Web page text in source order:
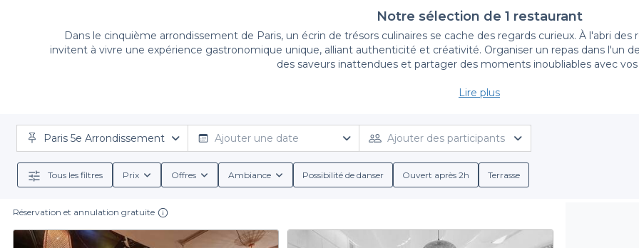
Notre sélection de 1 restaurant
Dans le cinquième arrondissement de Paris, un écrin de trésors culinaires se cache des regards curieux. À l'abri
invitent à vivre une expérience gastronomique unique, alliant authenticité et créativité. Organiser un repas dans l'un
des saveurs inattendues et partager des moments inoubliables avec vos
Avec Privateaser, nous vous offrons la possibilité de découvrir facilement ces joyaux gastronomiques. Notre
restaurant qui correspond à vos envies. Qu'il s'agisse d'une soirée intime ou d'un repas d'affaires, chaque
vous offrons une gamme d'options, allant des menus de groupe aux formules sur mesure, afin de satisfaire toutes
et transparentes, vous garantissant une expérience sans tracas.
Dans le cinquième arrondissement, la diversité des cuisines est à l'honneur. Que vous cherchiez de la cuisine
végétariens, nous avons des adresses qui sauront émerveiller vos papilles. De plus, nos restaurants cachés
Lire plus
Paris 5e Arrondissement Ajouter une date Ajouter des participants
Tous les filtres Prix Offres Ambiance Possibilité de danser Ouvert après 2h Terrasse
Réservation et annulation gratuite